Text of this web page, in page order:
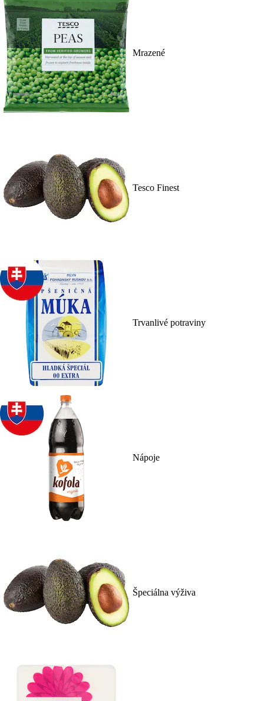
Mrazené
Tesco Finest
Trvanlivé potraviny
Nápoje
Špeciálna výživa